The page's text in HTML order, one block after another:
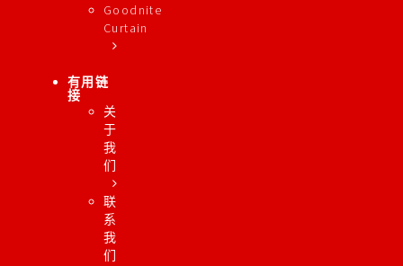
Goodnite
Curtain
有用链
接
关
于
我
们
联
系
我
们